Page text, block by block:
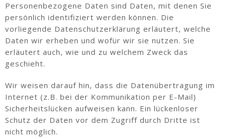
Personenbezogene Daten sind Daten, mit denen Sie
persönlich identifiziert werden können. Die
vorliegende Datenschutzerklärung erläutert, welche
Daten wir erheben und wofür wir sie nutzen. Sie
erläutert auch, wie und zu welchem Zweck das
geschieht.
Wir weisen darauf hin, dass die Datenübertragung im
Internet (z.B. bei der Kommunikation per E-Mail)
Sicherheitslücken aufweisen kann. Ein lückenloser
Schutz der Daten vor dem Zugriff durch Dritte ist
nicht möglich.